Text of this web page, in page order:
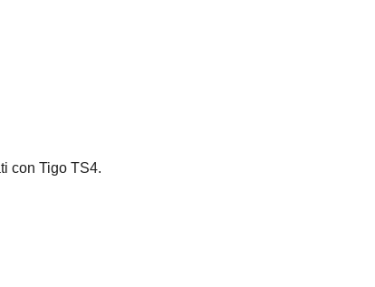
con Tigo TS4.